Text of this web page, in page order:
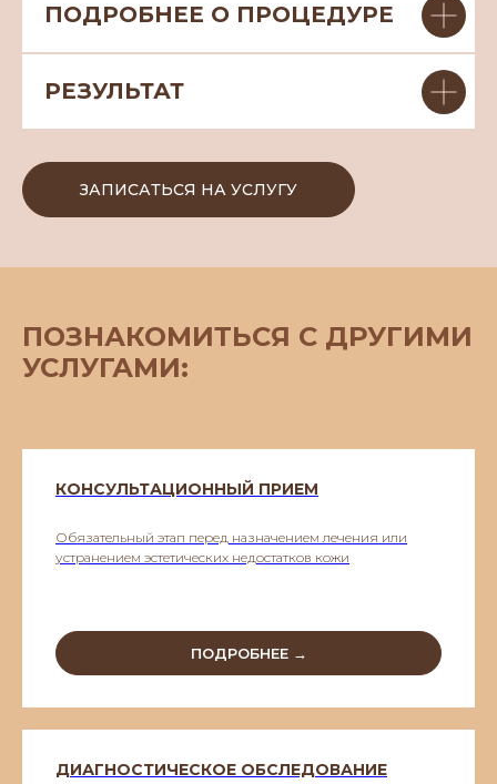
ПОДРОБНЕЕ О ПРОЦЕДУРЕ
РЕЗУЛЬТАТ
ЗАПИСАТЬСЯ НА УСЛУГУ
ПОЗНАКОМИТЬСЯ С ДРУГИМИ
УСЛУГАМИ:
КОНСУЛЬТАЦИОННЫЙ ПРИЕМ
Обязательный этап перед назначением лечения или
устранением эстетических недостатков кожи
ПОДРОБНЕЕ →
ДИАГНОСТИЧЕСКОЕ ОБСЛЕДОВАНИЕ